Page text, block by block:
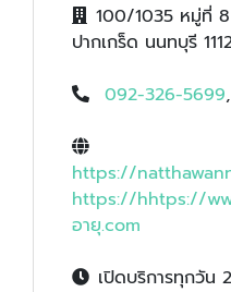
100/1035 หมู่ที่
ปากเกร็ด นนทบุรี
092-326-5699,
https://
https://hhtps://
อายุ.com
เปิดบริการทุกวัน